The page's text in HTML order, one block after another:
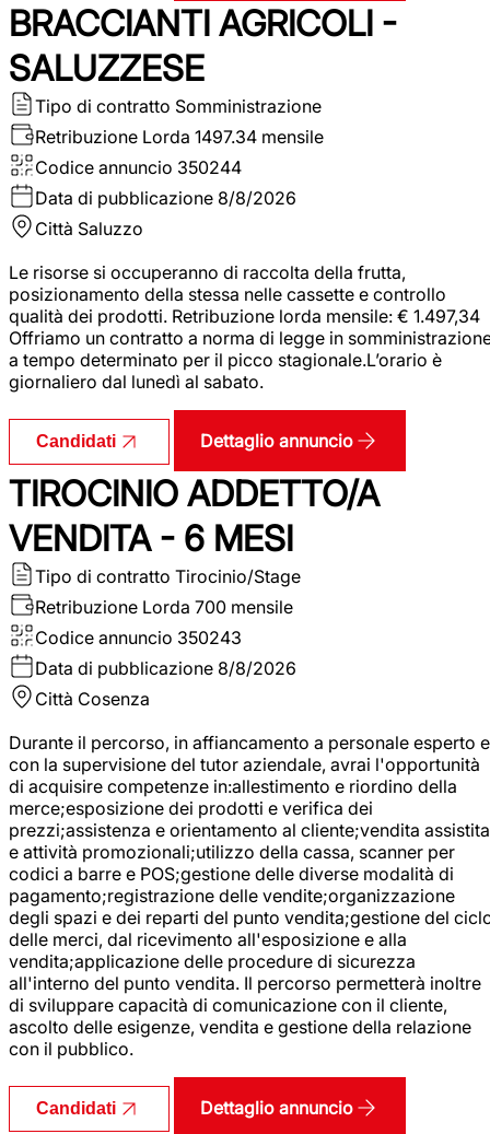
BRACCIANTI AGRICOLI -
SALUZZESE
Tipo di contratto Somministrazione
Retribuzione Lorda 1497.34 mensile
Codice annuncio 350244
Data di pubblicazione 8/8/2026
Città Saluzzo
Le risorse si occuperanno di raccolta della frutta,
posizionamento della stessa nelle cassette e controllo
qualità dei prodotti. Retribuzione lorda mensile: € 1.497,34
Offriamo un contratto a norma di legge in
a tempo determinato per il picco stagionale.L’orario è
giornaliero dal lunedì al sabato.
Candidati Dettaglio annuncio
TIROCINIO ADDETTO/A
VENDITA - 6 MESI
Tipo di contratto Tirocinio/Stage
Retribuzione Lorda 700 mensile
Codice annuncio 350243
Data di pubblicazione 8/8/2026
Città Cosenza
Durante il percorso, in affiancamento a personale esperto e
con la supervisione del tutor aziendale, avrai l'opportunità
di acquisire competenze in:allestimento e riordino della
merce;esposizione dei prodotti e verifica dei
prezzi;assistenza e orientamento al cliente;vendita assistita
e attività promozionali;utilizzo della cassa, scanner per
codici a barre e POS;gestione delle diverse modalità di
pagamento;registrazione delle vendite;organizzazione
degli spazi e dei reparti del punto vendita;gestione del
delle merci, dal ricevimento all'esposizione e alla
vendita;applicazione delle procedure di sicurezza
all'interno del punto vendita. Il percorso permetterà inoltre
di sviluppare capacità di comunicazione con il cliente,
ascolto delle esigenze, vendita e gestione della relazione
con il pubblico.
Candidati Dettaglio annuncio